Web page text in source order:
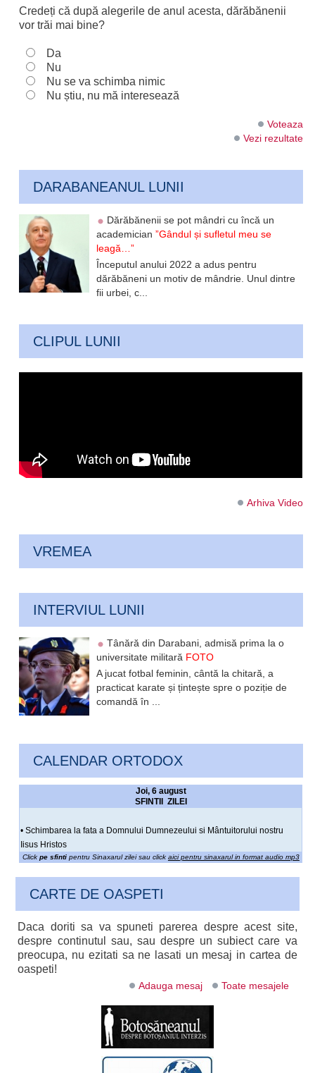
Credeți că după alegerile de anul acesta, dărăbănenii
vor trăi mai bine?
Da
Nu
Nu se va schimba nimic
Nu știu, nu mă interesează
Voteaza
Vezi rezultate
DARABANEANUL LUNII
Dărăbănenii se pot mândri cu încă un
academician”Gândul și sufletul meu se
leagă…”
Începutul anului 2022 a adus pentru
dărăbăneni un motiv de mândrie. Unul dintre
fii urbei, c...
CLIPUL LUNII
Arhiva Video
VREMEA
INTERVIUL LUNII
Tânără din Darabani, admisă prima la o
universitate militară FOTO
A jucat fotbal feminin, cântă la chitară, a
practicat karate și țintește spre o poziție de
comandă în ...
CALENDAR ORTODOX
Joi, 6 august
SFINTII ZILEI
• Schimbarea la fata a Domnului Dumnezeului si Mântuitorului nostru
Iisus Hristos
Click pe sfintipentru Sinaxarul zilei sau click aici pentru sinaxarul in format audio mp3
CARTE DE OASPETI
Daca doriti sa va spuneti parerea despre acest site,
despre continutul sau, sau despre un subiect care va
preocupa, nu ezitati sa ne lasati un mesaj in cartea de
oaspeti!
Adauga mesaj Toate mesajele